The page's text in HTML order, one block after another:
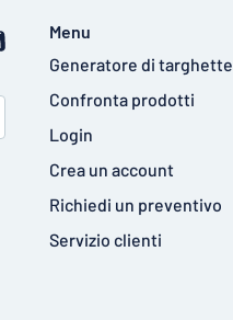
Menu
Generatore di targhette
Confronta prodotti
Login
Crea un account
Richiedi un preventivo
Servizio clienti